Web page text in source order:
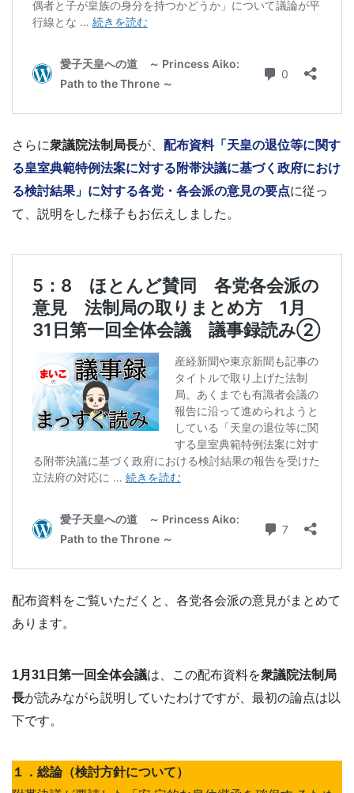
さらに衆議院法制局長が、 配布資料「天皇の退位等に関す
る皇室典範特例法案に対する附帯決議に基づく政府におけ
る検討結果」に対する各党・各会派の意見の要点に従っ
て、説明をした様子もお伝えしました。
配布資料をご覧いただくと、各党各会派の意見がまとめて
あります。
1月31日第一回全体会議は、この配布資料を衆議院法制局
長が読みながら説明していたわけですが、最初の論点は以
下です。
１．総論（検討方針について）